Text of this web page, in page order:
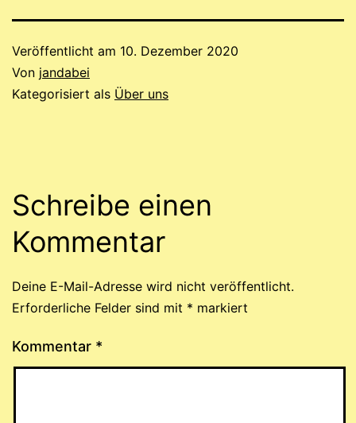
Veröffentlicht am 10. Dezember 2020
Von jandabei
Kategorisiert als Über uns
Schreibe einen
Kommentar
Deine E-Mail-Adresse wird nicht veröffentlicht.
Erforderliche Felder sind mit * markiert
Kommentar *